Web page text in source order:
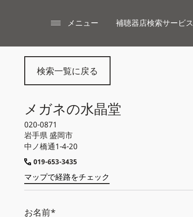
メニュー 補聴器店検索サービス
検索一覧に戻る
メガネの水晶堂
020-0871
岩手県 盛岡市
中ノ橋通1-4-20
019-653-3435
マップで経路をチェック
お名前*